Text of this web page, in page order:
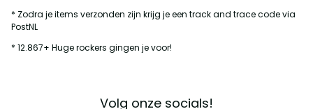
* Zodra je items verzonden zijn krijg je een track and trace code via
PostNL
* 12.867+ Huge rockers gingen je voor!
Volg onze socials!